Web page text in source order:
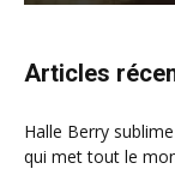
Articles
Halle Berry
qui met tout le